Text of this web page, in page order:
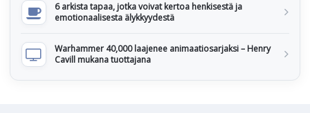
6 arkista tapaa, jotka voivat kertoa henkisestä ja
emotionaalisesta älykkyydestä
Warhammer 40,000 laajenee animaatiosarjaksi – Henry
Cavill mukana tuottajana